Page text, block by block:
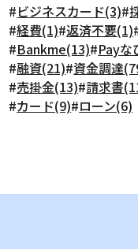
#ビジネスカード(3)#
#経費(1)#返済不要(1)
#Bankme(13)#Payな
#融資(21)#資金調達
#売掛金(13)#請求書
#カード(9)#ローン(6)